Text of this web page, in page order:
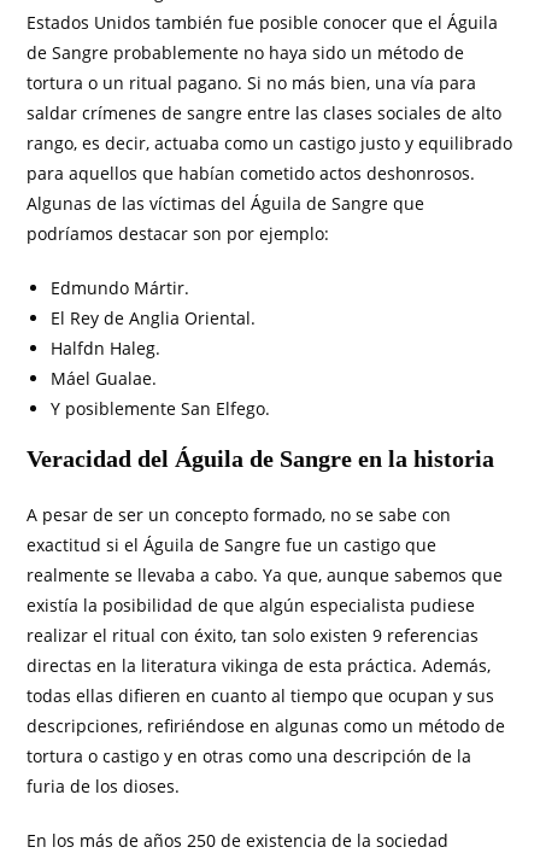
Estados Unidos también fue posible conocer que el Águila
de Sangre probablemente no haya sido un método de
tortura o un ritual pagano. Si no más bien, una vía para
saldar crímenes de sangre entre las clases sociales de alto
rango, es decir, actuaba como un castigo justo y equilibrado
para aquellos que habían cometido actos deshonrosos.
Algunas de las víctimas del Águila de Sangre que
podríamos destacar son por ejemplo:
Edmundo Mártir.
El Rey de Anglia Oriental.
Halfdn Haleg.
Máel Gualae.
Y posiblemente San Elfego.
Veracidad del Águila de Sangre en la historia
A pesar de ser un concepto formado, no se sabe con
exactitud si el Águila de Sangre fue un castigo que
realmente se llevaba a cabo. Ya que, aunque sabemos que
existía la posibilidad de que algún especialista pudiese
realizar el ritual con éxito, tan solo existen 9 referencias
directas en la literatura vikinga de esta práctica. Además,
todas ellas difieren en cuanto al tiempo que ocupan y sus
descripciones, refiriéndose en algunas como un método de
tortura o castigo y en otras como una descripción de la
furia de los dioses.
En los más de años 250 de existencia de la sociedad